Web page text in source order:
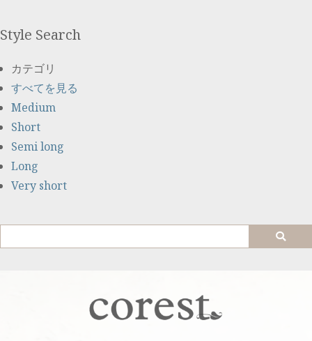
Style Search
カテゴリ
すべてを見る
Medium
Short
Semi long
Long
Very short